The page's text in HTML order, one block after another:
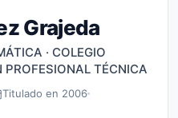
Grajeda
· COLEGIO
TÉCNICA
Titulado en 2006